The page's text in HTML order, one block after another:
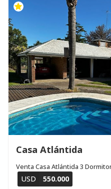
Casa Atlántida
Venta Casa Atlántida 3
USD 550.000